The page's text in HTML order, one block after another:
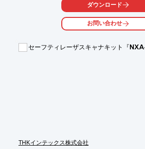
精度を要する機器の製作組立及び部品の製作
○省力機械製作
走行監視カメラ　トンネル内溝切り機　油圧、
ダウンロード
お問い合わせ
セーフティレーザスキャナキット『
THKインテックス株式会社